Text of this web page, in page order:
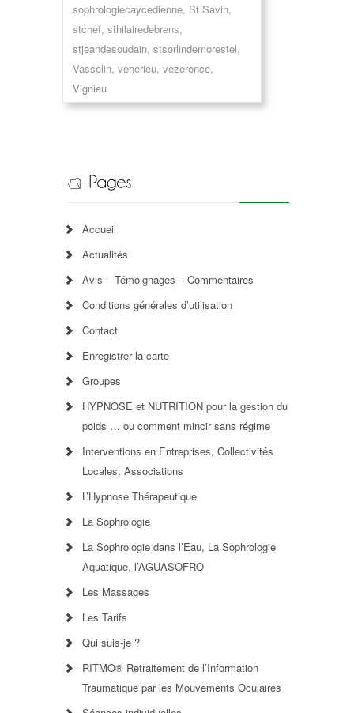
sophrologiecaycedienne, St Savin,
stchef, sthilairedebrens,
stjeandesoudain, stsorlindemorestel,
Vasselin, venerieu, vezeronce,
Vignieu
Accueil
Actualités
Avis – Témoignages – Commentaires
Conditions générales d’utilisation
Contact
Enregistrer la carte
Groupes
HYPNOSE et NUTRITION pour la gestion du
poids … ou comment mincir sans régime
Interventions en Entreprises, Collectivités
Locales, Associations
L’Hypnose Thérapeutique
La Sophrologie
La Sophrologie dans l’Eau, La Sophrologie
Aquatique, l’AGUASOFRO
Les Massages
Les Tarifs
Qui suis-je ?
RITMO® Retraitement de l’Information
Traumatique par les Mouvements Oculaires